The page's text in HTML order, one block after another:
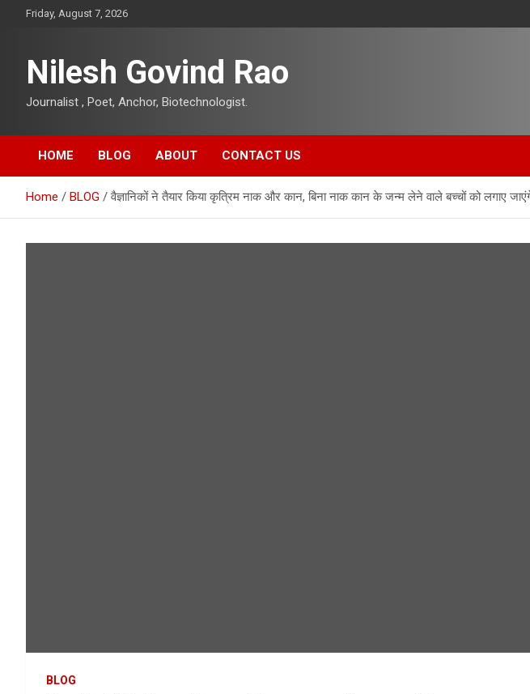
Friday, August 7, 2026
Nilesh Govind Rao
Journalist , Poet, Anchor, Biotechnologist.
HOME BLOG ABOUT CONTACT US
Home BLOG वैज्ञानिकों ने तैयार किया कृत्रिम नाक और कान, बिना नाक कान के जन्म लेने वाले बच्चों को
BLOG